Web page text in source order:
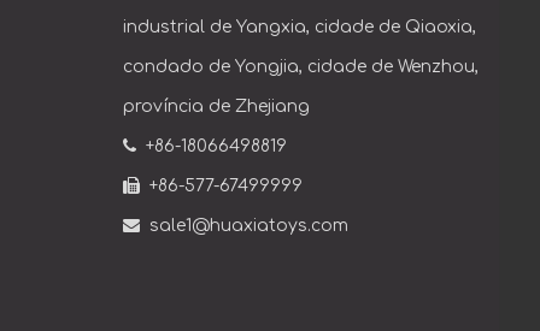
industrial de Yangxia, cidade de Qiaoxia,
condado de Yongjia, cidade de Wenzhou,
província de Zhejiang
 +86-18066498819
 +86-577-67499999
 sale1@huaxiatoys.com